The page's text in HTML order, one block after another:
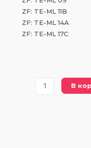
ZF: TE-ML 11B
ZF: TE-ML 14A
ZF: TE-ML 17C
Количество
товара
В